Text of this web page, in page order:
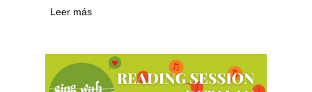
Leer más